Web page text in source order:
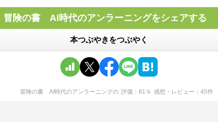
冒険の書 AI時代のアンラーニングをシェアする
本つぶやきをつぶやく
冒険の書 AI時代のアンラーニングの 評価 81 ％ 感想・レビュー 45件